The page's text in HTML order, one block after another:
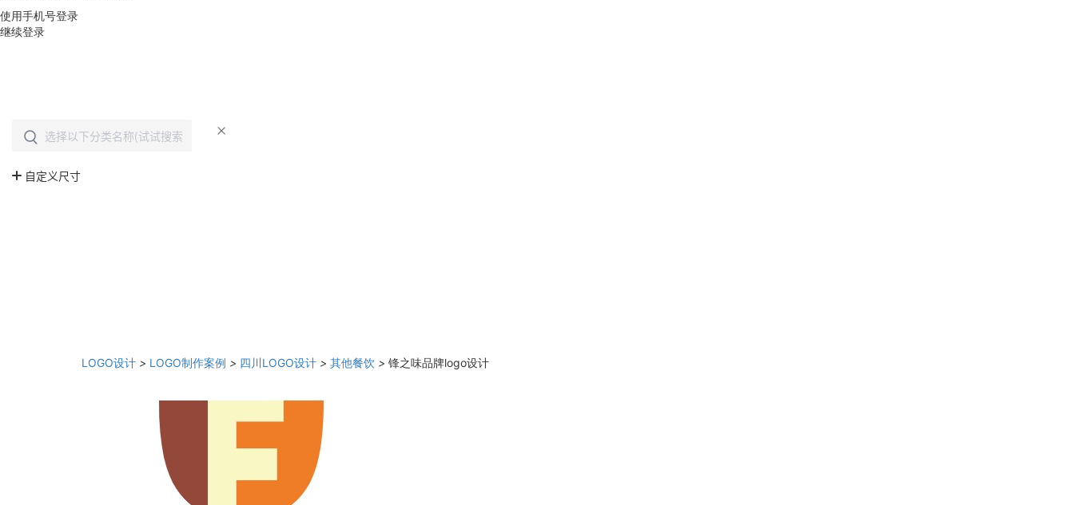
使用手机号登录
继续登录
LOGO设计 > LOGO制作案例 > 四川LOGO设计 > 其他餐饮 > 锋之味品牌logo设计